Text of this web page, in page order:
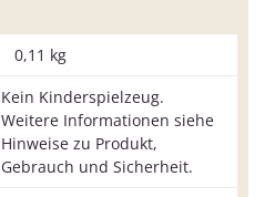
0,11 kg
Kein Kinderspielzeug.
Weitere Informationen siehe
Hinweise zu Produkt,
Gebrauch und Sicherheit.